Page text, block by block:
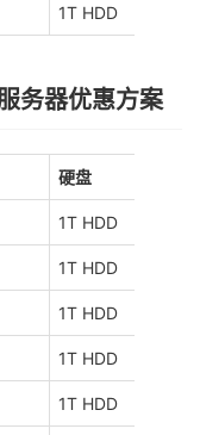
1T HDD
务器优惠方案
硬盘
1T HDD
1T HDD
1T HDD
1T HDD
1T HDD